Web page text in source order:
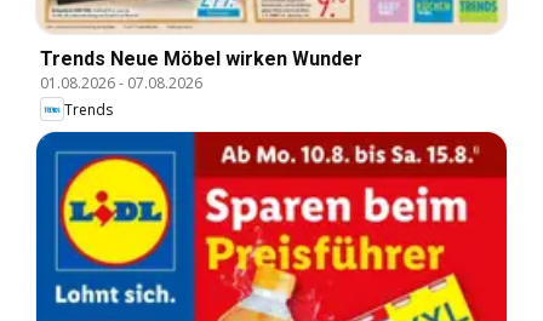
Trends Neue Möbel wirken Wunder
01.08.2026- 07.08.2026
Trends